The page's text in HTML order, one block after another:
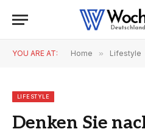
YOU ARE AT: Home » Lifestyle
LIFESTYLE
Denken Sie